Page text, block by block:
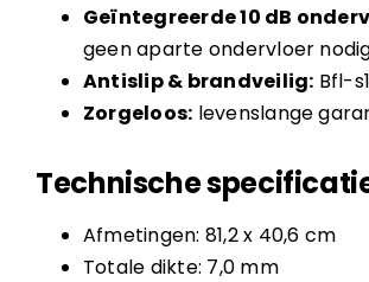
Geïntegreerde 10 dB
geen aparte ondervloer
Antislip & brandveilig: Bfl-
Zorgeloos: levenslange
Technische
Afmetingen: 81,2 x 40,6 cm
Totale dikte: 7,0 mm